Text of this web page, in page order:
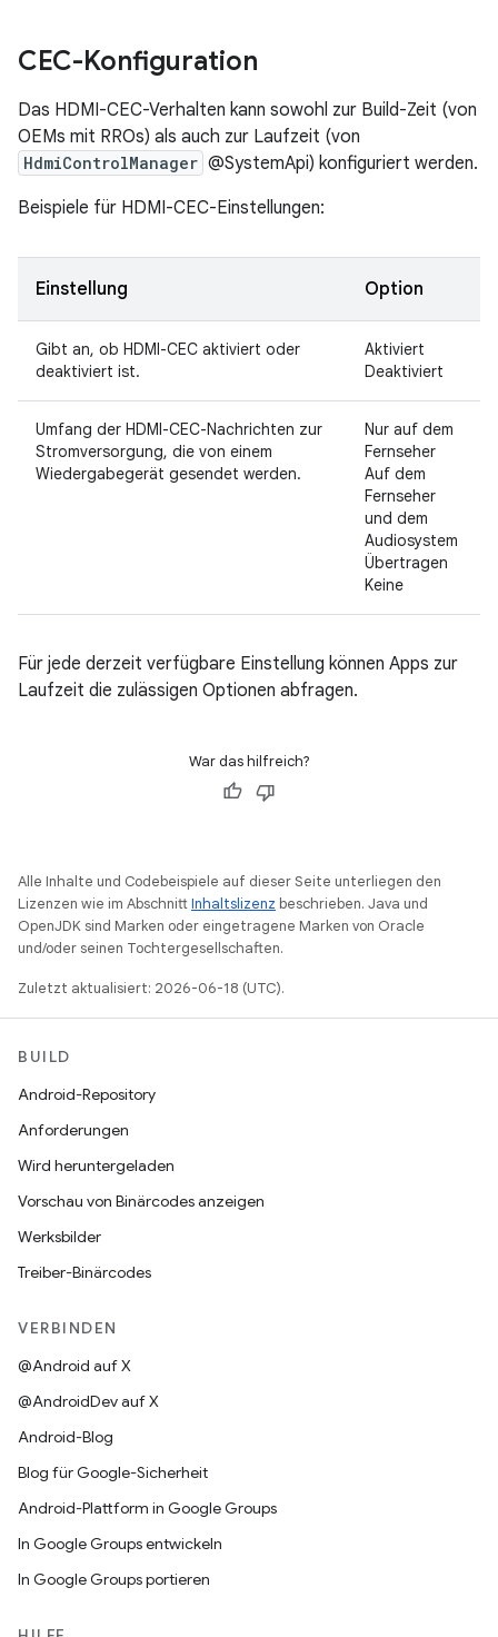
CEC-Konfiguration
Das HDMI-CEC-Verhalten kann sowohl zur Build-Zeit (von
OEMs mit RROs) als auch zur Laufzeit (von
HdmiControlManager @SystemApi) konfiguriert werden.
Beispiele für HDMI-CEC-Einstellungen:
Einstellung Option
Gibt an, ob HDMI-CEC aktiviert oder
deaktiviert ist.
Aktiviert
Deaktiviert
Umfang der HDMI-CEC-Nachrichten zur
Stromversorgung, die von einem
Wiedergabegerät gesendet werden.
Nur auf dem
Fernseher
Auf dem
Fernseher
und dem
Audiosystem
Übertragen
Keine
Für jede derzeit verfügbare Einstellung können Apps zur
Laufzeit die zulässigen Optionen abfragen.
War das hilfreich?
Alle Inhalte und Codebeispiele auf dieser Seite unterliegen den
Lizenzen wie im AbschnittInhaltslizenz beschrieben. Java und
OpenJDK sind Marken oder eingetragene Marken von Oracle
und/oder seinen Tochtergesellschaften.
Zuletzt aktualisiert: 2026-06-18 (UTC).
BUILD
Android-Repository
Anforderungen
Wird heruntergeladen
Vorschau von Binärcodes anzeigen
Werksbilder
Treiber-Binärcodes
VERBINDEN
@Android auf X
@AndroidDev auf X
Android-Blog
Blog für Google-Sicherheit
Android-Plattform in Google Groups
In Google Groups entwickeln
In Google Groups portieren